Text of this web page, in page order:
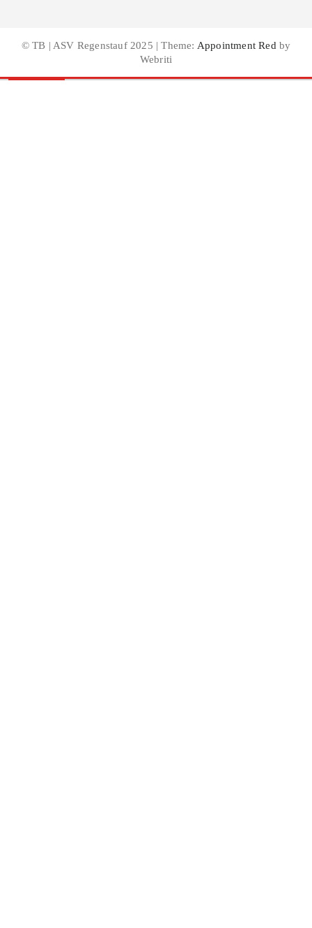
© TB | ASV Regenstauf 2025 | Theme: Appointment Red by
Webriti